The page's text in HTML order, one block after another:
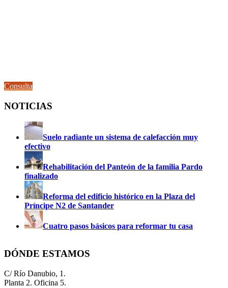
Consulta
NOTICIAS
Suelo radiante un sistema de calefacción muy
efectivo
Rehabilitación del Panteón de la familia Pardo
finalizado
Reforma del edificio histórico en la Plaza del
Príncipe N2 de Santander
Cuatro pasos básicos para reformar tu casa
DÓNDE ESTAMOS
C/ Río Danubio, 1.
Planta 2. Oficina 5.